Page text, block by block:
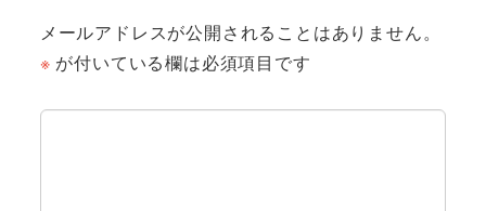
メールアドレスが公開されることはありません。
※ が付いている欄は必須項目です